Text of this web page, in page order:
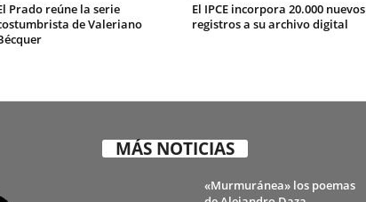
Prado reúne la serie
de Valeriano
El IPCE incorpora 20.000 nuevos
registros a su archivo digital
MÁS NOTICIAS
«Murmuránea» los poemas